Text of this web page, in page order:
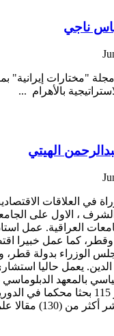
ناجي
"مختارات إيرانية"
بالأهرام ...
الهيتي
في العلاقات
الشرف ، الاول على
العراقية. عمل
وقطر، كما عمل خبيرا
الوزراء بدولة قطر،
الدين. يعمل حاليا
بالمعهد الدبلوماسي
القطرية نشر 115 بحثا محكما
علاوة على نشر